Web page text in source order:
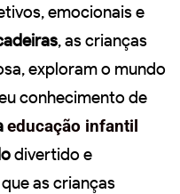
emocionais e
, as crianças
exploram o mundo
conhecimento de
educação infantil
divertido e
as crianças